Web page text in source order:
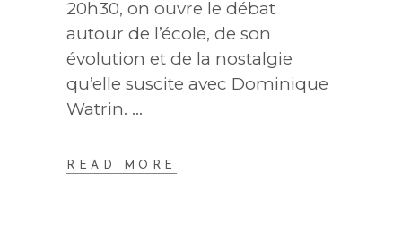
20h30, on ouvre le débat
autour de l’école, de son
évolution et de la nostalgie
qu’elle suscite avec Dominique
Watrin.
READ MORE